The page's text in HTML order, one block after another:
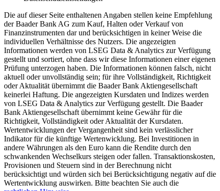
Die auf dieser Seite enthaltenen Angaben stellen keine Empfehlung
der Baader Bank AG zum Kauf, Halten oder Verkauf von
Finanzinstrumenten dar und berücksichtigen in keiner Weise die
individuellen Verhältnisse des Nutzers. Die angezeigten
Informationen werden von LSEG Data & Analytics zur Verfügung
gestellt und sortiert, ohne dass wir diese Informationen einer eigenen
Prüfung unterzogen haben. Die Informationen können falsch, nicht
aktuell oder unvollständig sein; für ihre Vollständigkeit, Richtigkeit
oder Aktualität übernimmt die Baader Bank Aktiengesellschaft
keinerlei Haftung. Die angezeigten Kursdaten und Indizes werden
von LSEG Data & Analytics zur Verfügung gestellt. Die Baader
Bank Aktiengesellschaft übernimmt keine Gewähr für die
Richtigkeit, Vollständigkeit oder Aktualität der Kursdaten.
Wertentwicklungen der Vergangenheit sind kein verlässlicher
Indikator für die künftige Wertenwicklung. Bei Investitionen in
andere Währungen als den Euro kann die Rendite durch den
schwankenden Wechselkurs steigen oder fallen. Transaktionskosten,
Provisionen und Steuern sind in der Berechnung nicht
berücksichtigt und würden sich bei Berücksichtigung negativ auf die
Wertentwicklung auswirken. Bitte beachten Sie auch die